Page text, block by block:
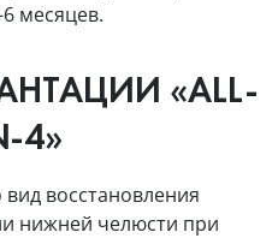
месяцев.
«ALL-
4»
восстановления
нижней челюсти при